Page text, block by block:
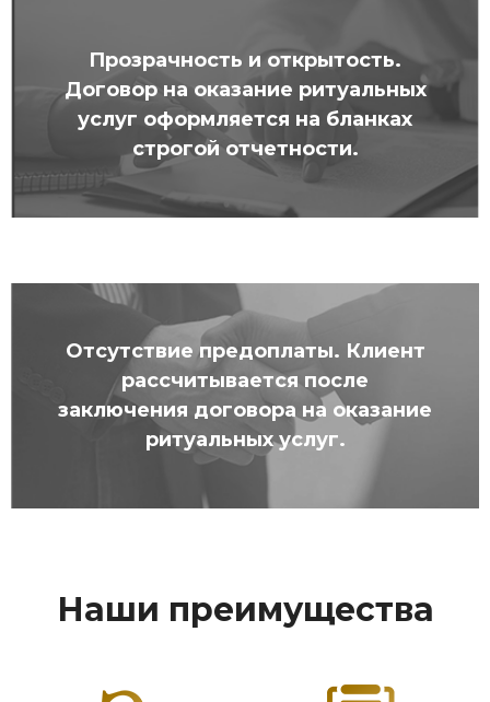
Прозрачность и открытость.
Договор на оказание ритуальных
услуг оформляется на бланках
строгой отчетности.
Отсутствие предоплаты. Клиент
рассчитывается после
заключения договора на оказание
ритуальных услуг.
Наши преимущества